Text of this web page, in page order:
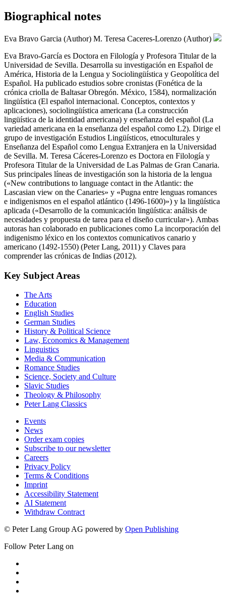
Biographical notes
Eva Bravo Garcia (Author) M. Teresa Caceres-Lorenzo (Author)
Eva Bravo-García es Doctora en Filología y Profesora Titular de la
Universidad de Sevilla. Desarrolla su investigación en Español de
América, Historia de la Lengua y Sociolingüística y Geopolítica del
Español. Ha publicado estudios sobre cronistas (Fonética de la
crónica criolla de Baltasar Obregón. México, 1584), normalización
lingüística (El español internacional. Conceptos, contextos y
aplicaciones), sociolingüística americana (La construcción
lingüística de la identidad americana) y enseñanza del español (La
variedad americana en la enseñanza del español como L2). Dirige el
grupo de investigación Estudios Lingüísticos, etnoculturales y
Enseñanza del Español como Lengua Extranjera en la Universidad
de Sevilla. M. Teresa Cáceres-Lorenzo es Doctora en Filología y
Profesora Titular de la Universidad de Las Palmas de Gran Canaria.
Sus principales líneas de investigación son la historia de la lengua
(«New contributions to language contact in the Atlantic: the
Lascasian view on the Canaries» y «Pugna entre lenguas romances
e indigenismos en el español atlántico (1496-1600)») y la lingüística
aplicada («Desarrollo de la comunicación lingüística: análisis de
necesidades y propuesta de tarea para el diseño curricular»). Ambas
autoras han colaborado en publicaciones como La incorporación del
indigenismo léxico en los contextos comunicativos canario y
americano (1492-1550) (Peter Lang, 2011) y Claves para
comprender las crónicas de Indias (2012).
Key Subject Areas
The Arts
Education
English Studies
German Studies
History & Political Science
Law, Economics & Management
Linguistics
Media & Communication
Romance Studies
Science, Society and Culture
Slavic Studies
Theology & Philosophy
Peter Lang Classics
Events
News
Order exam copies
Subscribe to our newsletter
Careers
Privacy Policy
Terms & Conditions
Imprint
Accessibility Statement
AI Statement
Withdraw Contract
© Peter Lang Group AG powered by Open Publishing
Follow Peter Lang on